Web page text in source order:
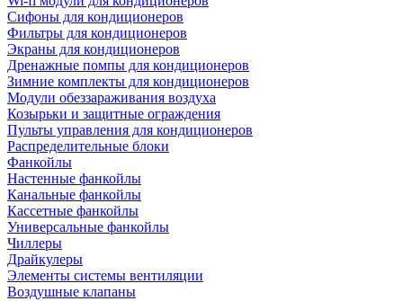
Сифоны для кондиционеров
Фильтры для кондиционеров
Экраны для кондиционеров
Дренажные помпы для кондиционеров
Зимние комплекты для кондиционеров
Модули обеззараживания воздуха
Козырьки и защитные ограждения
Пульты управления для кондиционеров
Распределительные блоки
Фанкойлы
Настенные фанкойлы
Канальные фанкойлы
Кассетные фанкойлы
Универсальные фанкойлы
Чиллеры
Драйкулеры
Элементы системы вентиляции
Воздушные клапаны